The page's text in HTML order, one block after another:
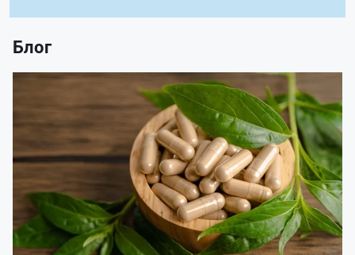
Блог